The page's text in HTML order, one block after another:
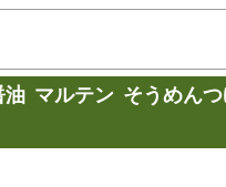
マルテン そうめん